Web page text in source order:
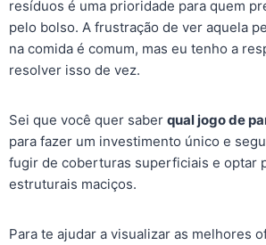
k
er
resíduos é uma prioridade para quem
pelo bolso. A frustração de ver aquela
na comida é comum, mas eu tenho a
resolver isso de vez.
Sei que você quer saber qual jogo de
para fazer um investimento único e
fugir de coberturas superficiais e optar
estruturais maciços.
Para te ajudar a visualizar as melhores